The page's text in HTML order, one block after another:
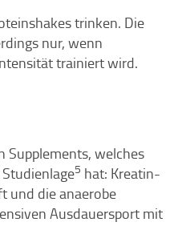
trinken. Die
nur, wenn
trainiert wird.
Supplements, welches
5 hat: Kreatin-
und die anaerobe
Ausdauersport mit